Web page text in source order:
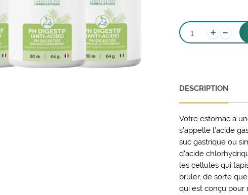
QUANTITÉ
DE
(ANTI-
+ -
DESCRIPTION
Votre estomac a
s’appelle l’acide
suc gastrique ou
d’acide
les cellules qui
brûler, de sorte
qui est conçu pour